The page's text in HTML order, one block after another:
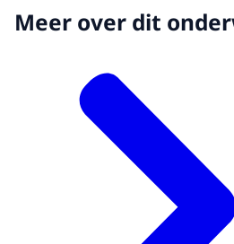
Meer over dit